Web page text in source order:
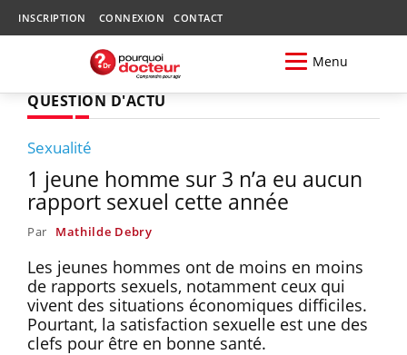
INSCRIPTION CONNEXION CONTACT
Menu
QUESTION D'ACTU
Sexualité
1 jeune homme sur 3 n’a eu aucun
rapport sexuel cette année
Par Mathilde Debry
Les jeunes hommes ont de moins en moins
de rapports sexuels, notamment ceux qui
vivent des situations économiques difficiles.
Pourtant, la satisfaction sexuelle est une des
clefs pour être en bonne santé.